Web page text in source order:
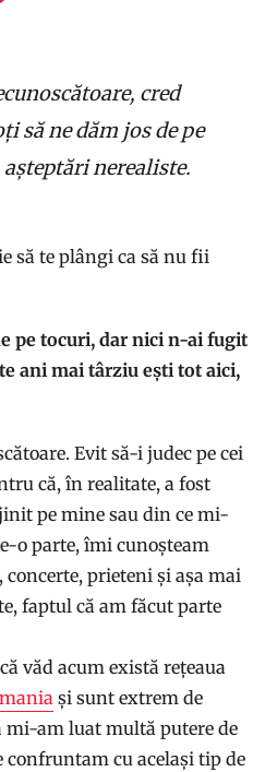
cred
să ne dăm jos de pe
nerealiste.
să te plângi ca să nu fii
pe tocuri, dar nici n-ai fugit
ani mai târziu ești tot aici,
Evit să-i judec pe cei
că, în realitate, a fost
pe mine sau din ce mi-
o parte, îmi cunoșteam
concerte, prieteni și așa mai
faptul că am făcut parte
văd acum există rețeaua
și sunt extrem de
mi-am luat multă putere de
confruntam cu același tip de